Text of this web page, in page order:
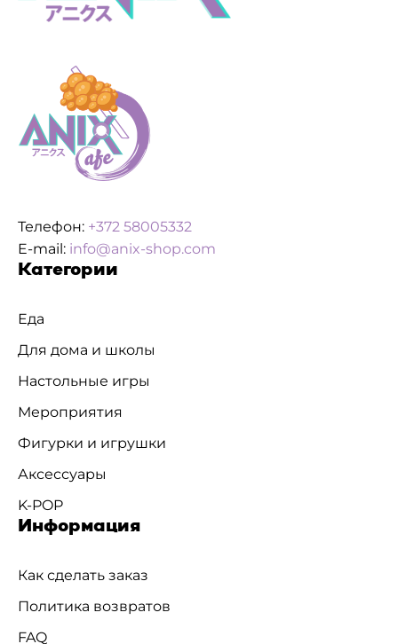
Телефон: +372 58005332
E-mail: info@anix-shop.com
Категории
Еда
Для дома и школы
Настольные игры
Мероприятия
Фигурки и игрушки
Аксессуары
K-POP
Информация
Как сделать заказ
Политика возвратов
FAQ